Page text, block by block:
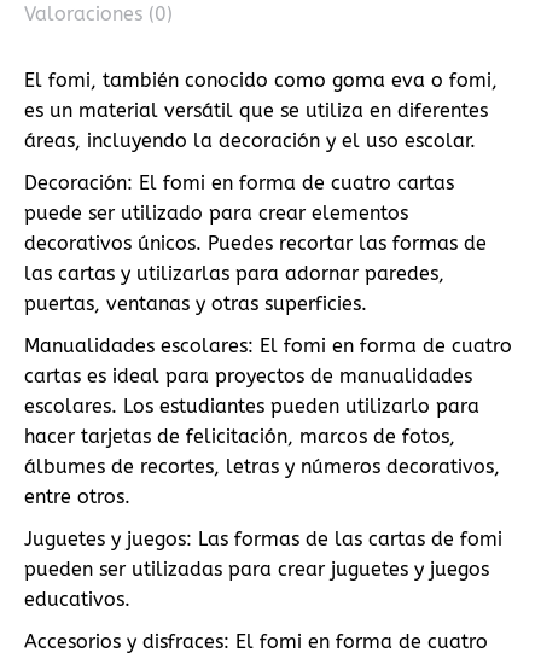
Valoraciones (0)
El fomi, también conocido como goma eva o fomi,
es un material versátil que se utiliza en diferentes
áreas, incluyendo la decoración y el uso escolar.
Decoración: El fomi en forma de cuatro cartas
puede ser utilizado para crear elementos
decorativos únicos. Puedes recortar las formas de
las cartas y utilizarlas para adornar paredes,
puertas, ventanas y otras superficies.
Manualidades escolares: El fomi en forma de cuatro
cartas es ideal para proyectos de manualidades
escolares. Los estudiantes pueden utilizarlo para
hacer tarjetas de felicitación, marcos de fotos,
álbumes de recortes, letras y números decorativos,
entre otros.
Juguetes y juegos: Las formas de las cartas de fomi
pueden ser utilizadas para crear juguetes y juegos
educativos.
Accesorios y disfraces: El fomi en forma de cuatro